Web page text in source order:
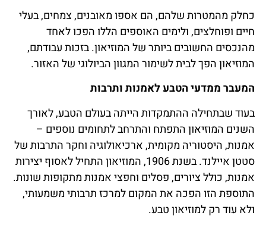
כחלק מהמטרות שלהם, הם אספו מאובנים, צמחים, בעלי
חיים ופוחלצים, ולימים האוספים הללו הפכו לאחד
מהנכסים החשובים ביותר של המוזיאון. בזכות עבודתם,
המוזיאון הפך לבית לשימור המגוון הביולוגי של האזור.
המעבר ממדעי הטבע לאמנות ותרבות
בעוד שבתחילה ההתמקדות הייתה בעולם הטבע, לאורך
השנים המוזיאון התפתח והתרחב לתחומים נוספים –
אמנות, היסטוריה מקומית, ארכיאולוגיה וחקר התרבות של
סטטן איילנד. בשנת 1906, המוזיאון התחיל לאסוף יצירות
אמנות, כולל ציורים, פסלים וחפצי אמנות מתקופות שונות.
התוספת הזו הפכה את המקום למרכז תרבותי משמעותי,
ולא עוד רק למוזיאון טבע.